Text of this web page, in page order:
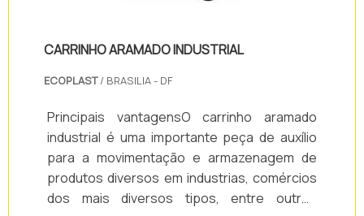
CARRINHO ARAMADO INDUSTRIAL
ECOPLAST/ BRASILIA - DF
Principais vantagensO carrinho aramado
industrial é uma importante peça de auxílio
para a movimentação e armazenagem de
produtos diversos em industrias, comércios
dos mais diversos tipos, entre outros